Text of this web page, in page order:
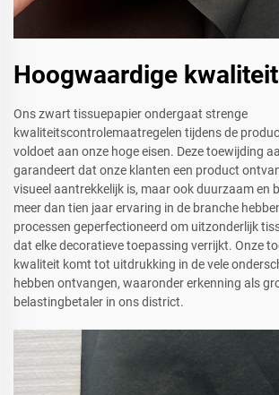
Hoogwaardige
Ons zwart tissuepapier ondergaat strenge
kwaliteitscontrolemaatregelen tijdens de
voldoet aan onze hoge eisen. Deze toewijding
garandeert dat onze klanten een product
visueel aantrekkelijk is, maar ook duurzaam en
meer dan tien jaar ervaring in de branche
processen geperfectioneerd om uitzonderlijk
dat elke decoratieve toepassing verrijkt. Onze
kwaliteit komt tot uitdrukking in de vele
hebben ontvangen, waaronder erkenning als
belastingbetaler in ons district.